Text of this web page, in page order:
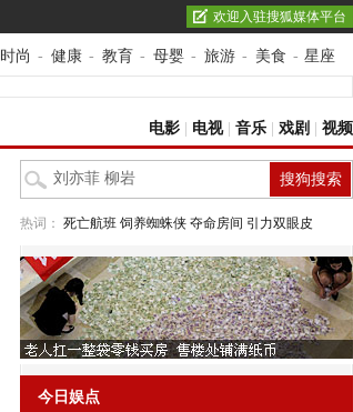
欢迎入驻搜狐媒体平台
时尚 - 健康 - 教育 - 母婴 - 旅游 - 美食 - 星座
电影 电视| 音乐 戏剧 视频
热词： 死亡航班 饲养蜘蛛侠 夺命房间 引力双眼皮
今日娱点